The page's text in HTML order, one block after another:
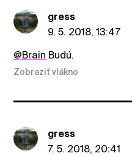
gress
9. 5. 2018, 13:47
@Brain Budú.
Zobraziť vlákno
gress
7. 5. 2018, 20:41